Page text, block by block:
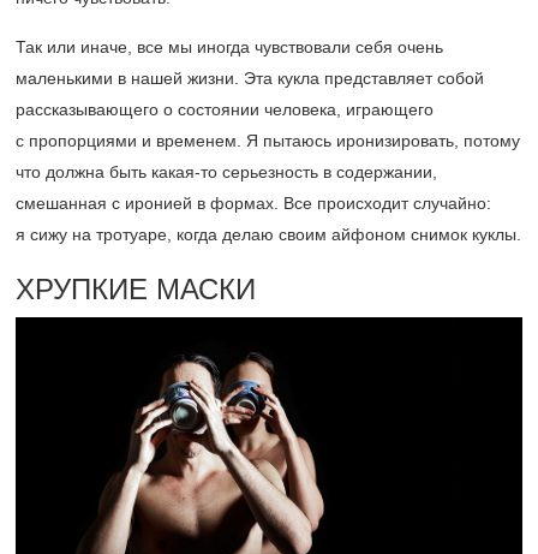
Так или иначе, все мы иногда чувствовали себя очень
маленькими в нашей жизни. Эта кукла представляет собой
рассказывающего о состоянии человека, играющего
с пропорциями и временем. Я пытаюсь иронизировать, потому
что должна быть какая-то серьезность в содержании,
смешанная с иронией в формах. Все происходит случайно:
я сижу на тротуаре, когда делаю своим айфоном снимок куклы.
ХРУПКИЕ МАСКИ